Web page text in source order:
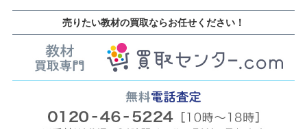
売りたい教材の買取ならお任せください！